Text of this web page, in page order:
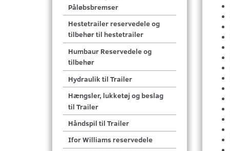
Påløbsbremser
Hestetrailer reservedele og
tilbehør til hestetrailer
Humbaur Reservedele og
tilbehør
Hydraulik til Trailer
Hængsler, lukketøj og beslag
til Trailer
Håndspil til Trailer
Ifor Williams reservedele